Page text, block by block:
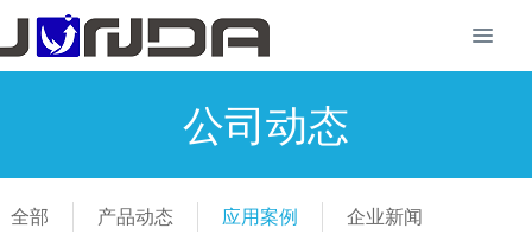
公司动态
全部 产品动态 应用案例 企业新闻